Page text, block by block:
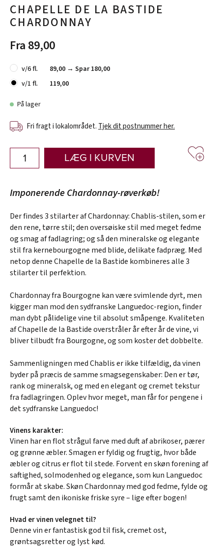
CHAPELLE DE LA BASTIDE
CHARDONNAY
Fra 89,00
v/6 fl. 89,00 → Spar 180,00
v/1 fl.
119,00
På lager
Fri fragt i lokalområdet. Tjek dit postnummer her.
LÆG I KURVEN
Imponerende Chardonnay-røverkøb!
Der findes 3 stilarter af Chardonnay: Chablis-stilen, som er
den rene, tørre stil; den oversøiske stil med meget fedme
og smag af fadlagring; og så den mineralske og elegante
stil fra kernebourgogne med blide, delikate fadpræg. Med
netop denne Chapelle de la Bastide kombineres alle 3
stilarter til perfektion.
Chardonnay fra Bourgogne kan være svimlende dyrt, men
kigger man mod den sydfranske Languedoc-region, finder
man dybt pålidelige vine til absolut småpenge. Kvaliteten
af Chapelle de la Bastide overstråler år efter år de vine, vi
bliver tilbudt fra Bourgogne, og som koster det dobbelte.
Sammenligningen med Chablis er ikke tilfældig, da vinen
byder på præcis de samme smagsegenskaber: Den er tør,
rank og mineralsk, og med en elegant og cremet tekstur
fra fadlagringen. Oplev hvor meget, man får for pengene i
det sydfranske Languedoc!
Vinens karakter:
Vinen har en flot strågul farve med duft af abrikoser, pærer
og grønne æbler. Smagen er fyldig og frugtig, hvor både
æbler og citrus er flot til stede. Forvent en skøn forening af
saftighed, solmodenhed og elegance, som kun Languedoc
formår at skabe. Skøn Chardonnay med god fedme, fylde og
frugt samt den ikoniske friske syre – lige efter bogen!
Hvad er vinen velegnet til?
Denne vin er fantastisk god til fisk, cremet ost,
grøntsagsretter og lyst kød.